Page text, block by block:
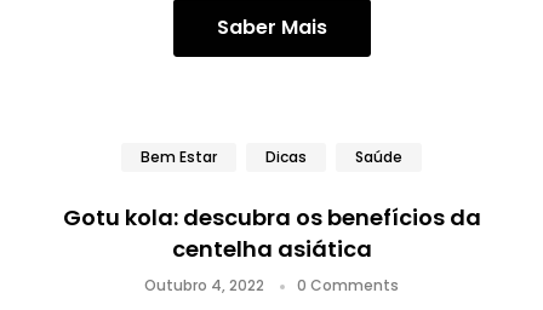
Saber Mais
Bem Estar Dicas Saúde
Gotu kola: descubra os benefícios da
centelha asiática
Outubro 4, 2022 0 Comments